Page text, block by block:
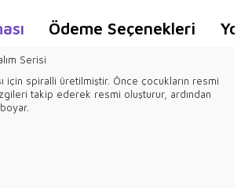
Ödeme Seçenekleri
Serisi
için spiralli üretilmiştir. Önce çocukların resmi
takip ederek resmi oluşturur, ardından